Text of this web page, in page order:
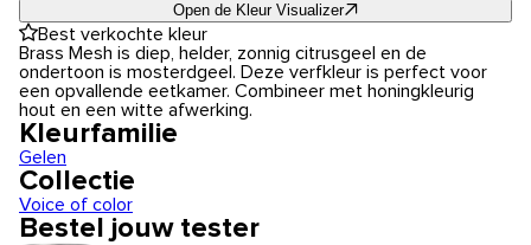
Open de Kleur Visualizer
Best verkochte kleur
Brass Mesh is diep, helder, zonnig citrusgeel en de
ondertoon is mosterdgeel. Deze verfkleur is perfect voor
een opvallende eetkamer. Combineer met honingkleurig
hout en een witte afwerking.
Kleurfamilie
Gelen
Collectie
Voice of color
Bestel jouw tester